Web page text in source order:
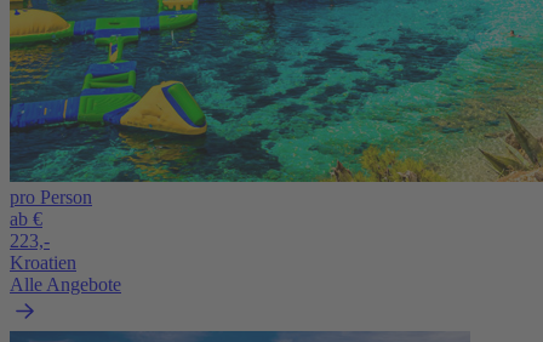
pro Person
ab €
223,-
Kroatien
Alle Angebote